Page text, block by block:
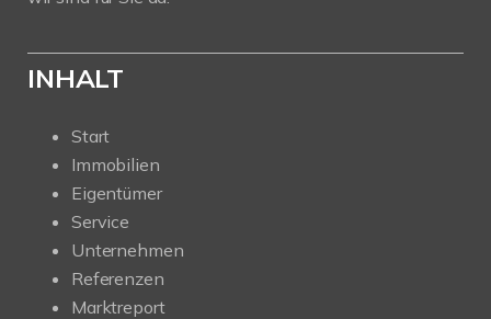
INHALT
Start
Immobilien
Eigentümer
Service
Unternehmen
Referenzen
Marktreport